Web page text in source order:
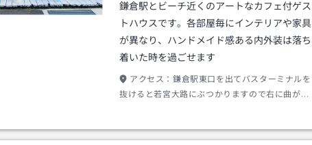
鎌倉駅とビーチ近くのアートなカフェ付ゲス
トハウスです。各部屋毎にインテリアや家具
が異なり、ハンドメイド感ある内外装は落ち
着いた時を過ごせます
アクセス： 鎌倉駅東口を出てバスターミナルを
抜けると若宮大路にぶつかりますので右に曲がり
がると「大町ジャンクション」の看板有